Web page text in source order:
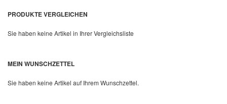
PRODUKTE VERGLEICHEN
Sie haben keine Artikel in Ihrer Vergleichsliste
MEIN WUNSCHZETTEL
Sie haben keine Artikel auf Ihrem Wunschzettel.